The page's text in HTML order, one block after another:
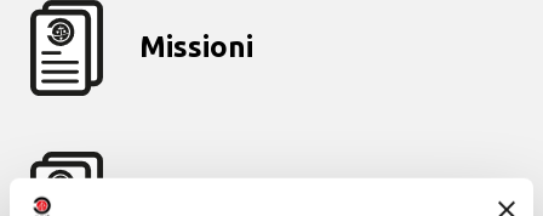
Missioni